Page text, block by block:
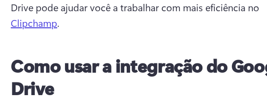
Drive pode ajudar você a trabalhar com mais eficiência no
Clipchamp.
Como usar a integração do
Drive